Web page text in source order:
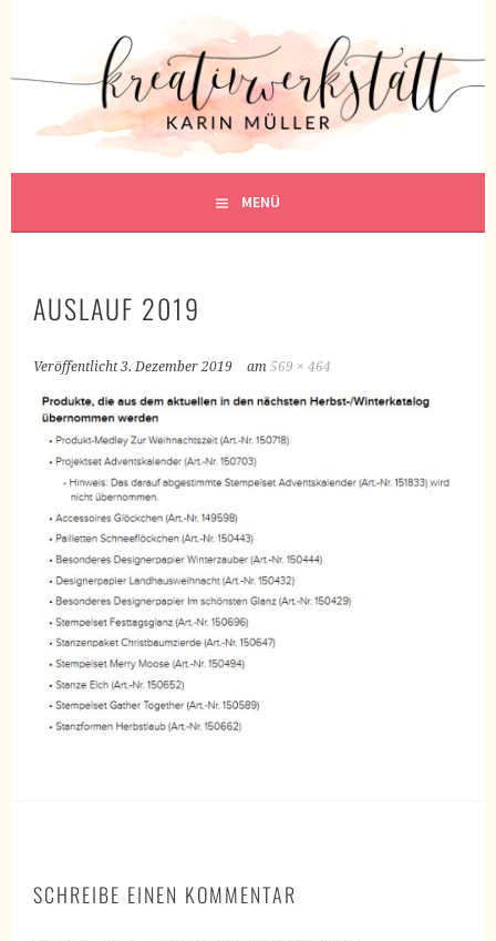
KREATIVWERKSTATT
KREATIV SEIN
MENÜ
AUSLAUF 2019
Veröffentlicht3. Dezember 2019 am569 × 464
SCHREIBE EINEN KOMMENTAR